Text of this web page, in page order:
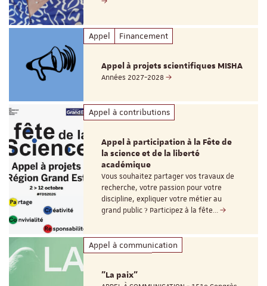
Appel Financement
Appel à projets scientifiques MISHA
Années 2027-2028
Appel à contributions
Appel à participation à la Fête de
la science et de la liberté
académique
Vous souhaitez partager vos travaux de
recherche, votre passion pour votre
discipline, expliquer votre métier au
grand public ? Participez à la fête…
Appel à communication
"La paix"